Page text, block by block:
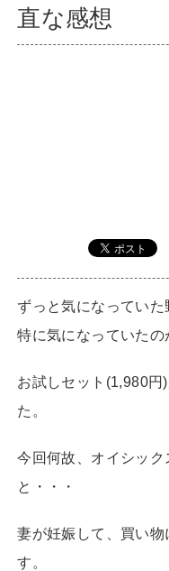
直な感想
ずっと気になっていた
特に気になっていたの
お試しセット(1,980円
た。
今回何故、オイシック
と・・・
妻が妊娠して、買い
す。